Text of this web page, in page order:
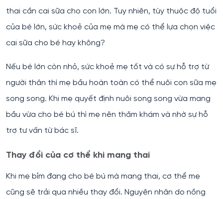
thai cần cai sữa cho con lớn. Tuy nhiên, tùy thuộc độ tuổi
của bé lớn, sức khoẻ của mẹ mà mẹ có thể lựa chọn việc
cai sữa cho bé hay không?
Nếu bé lớn còn nhỏ, sức khoẻ mẹ tốt và có sự hỗ trợ từ
người thân thì mẹ bầu hoàn toàn có thể nuôi con sữa mẹ
song song. Khi mẹ quyết định nuôi song song vừa mang
bầu vừa cho bé bú thì mẹ nên thăm khám và nhờ sự hỗ
trợ tư vấn từ bác sĩ.
Thay đổi của cơ thể khi mang thai
Khi mẹ bỉm đang cho bé bú mà mang thai, cơ thể mẹ
cũng sẽ trải qua nhiều thay đổi. Nguyên nhân do nồng